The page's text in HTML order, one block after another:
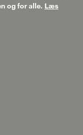
og for alle. Læs